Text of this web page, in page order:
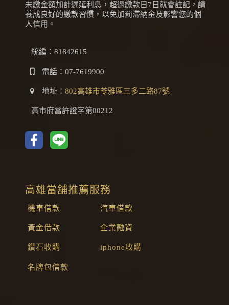
未繳金額加計遲延利息，超過繳款日7日就會註記，請
養成良好的繳款習慣，以免加罰滯納金及影響您的個
人信用。
統編：81842615
電話： 07-7619900
地址： 802高雄市苓雅區三多二路87號
高市府當許證字第00212
高雄當舖推薦服務
機車借款 汽車借款
黃金借款 企業融資
鑽石收購 iphone收購
名牌包借款